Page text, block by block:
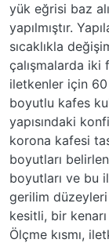
yük eğrisi baz
yapılmıştır.
sıcaklıkla
çalışmalarda iki
iletkenler için
boyutlu kafes
yapısındaki
korona kafesi
boyutları
boyutları ve bu
gerilim düzeyleri
kesitli, bir
Ölçme kısmı,